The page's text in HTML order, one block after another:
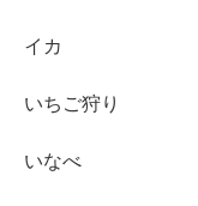
イカ
いちご狩り
いなべ